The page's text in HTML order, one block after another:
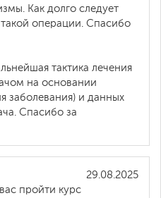
Как долго следует
операции. Спасибо
тактика лечения
на основании
заболевания) и данных
Спасибо за
29.08.2025
пройти курс